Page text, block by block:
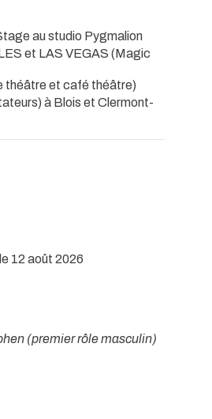
au studio Pygmalion
et LAS VEGAS (Magic
théâtre et café théâtre)
à Blois et Clermont-
12 août 2026
(premier rôle masculin)